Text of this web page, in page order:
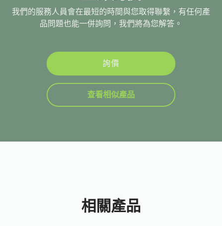
我們的服務人員會在最短的時間與您取得聯繫，有任何產
品問題也能一併詢問，我們將為您解答。
詢價
查看相似產品
相關產品